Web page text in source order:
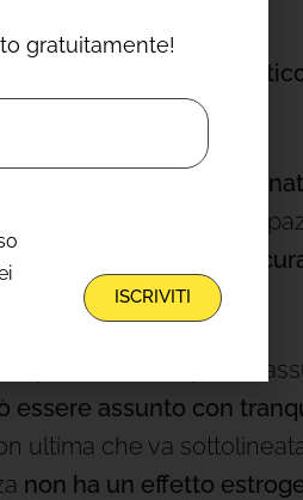
è
l’estratto
ma lo fa in modo
dura nel tempo
e le
vari motivi – hanno
polline non lo posso
essere assunto con
ultima che va
non ha un effetto
gratuitamente!
ISCRIVITI